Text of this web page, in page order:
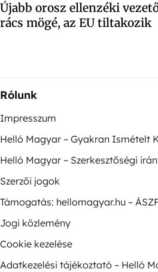
Újabb orosz ellenzéki
rács mögé, az EU tiltakozik
Rólunk
Impresszum
Helló Magyar – Gyakran Ismételt
Helló Magyar – Szerkesztőségi
Szerzői jogok
Támogatás: hellomagyar.hu –
Jogi közlemény
Cookie kezelése
Adatkezelési tájékoztató – Helló